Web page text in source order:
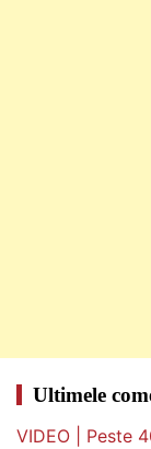
Ultimele
VIDEO | Peste